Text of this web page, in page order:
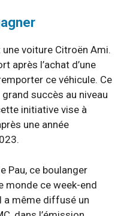
voiture Citroën Ami.
après l’achat d’une
ce véhicule. Ce
succès au niveau
initiative vise à
une année
Pau, ce boulanger
monde ce week-end
a même diffusé un